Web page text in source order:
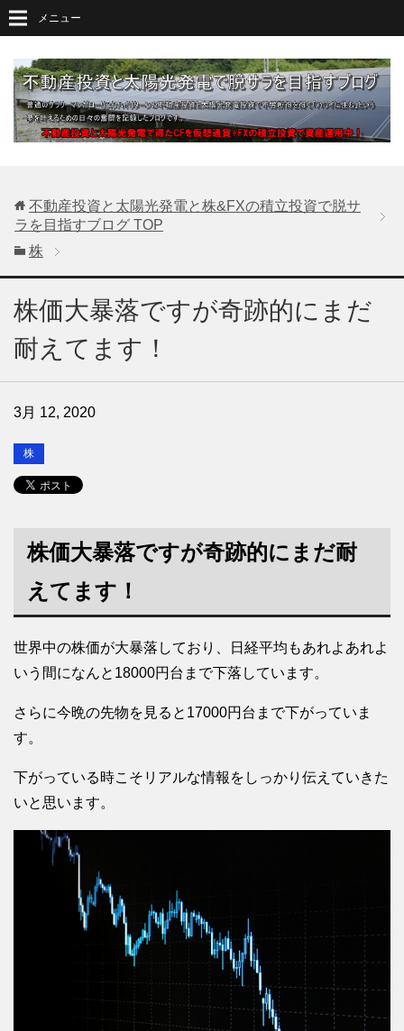
メニュー
不動産投資と太陽光発電と株&FXの積立投資で脱サ
ラを目指すブログ TOP
株
株価大暴落ですが奇跡的にまだ
耐えてます！
3月 12, 2020
株
株価大暴落ですが奇跡的にまだ耐
えてます！
世界中の株価が大暴落しており、日経平均もあれよあれよ
いう間になんと18000円台まで下落しています。
さらに今晩の先物を見ると17000円台まで下がっていま
す。
下がっている時こそリアルな情報をしっかり伝えていきた
いと思います。